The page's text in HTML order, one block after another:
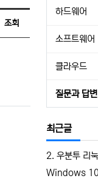
게시판 검색
조회
하드웨어
소프트웨어
클라우드
질문과 답변
최근글